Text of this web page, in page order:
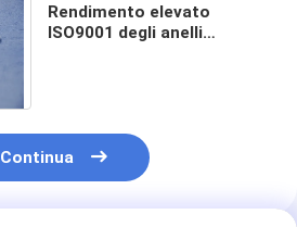
Rendimento elevato
ISO9001 degli anelli
Continua